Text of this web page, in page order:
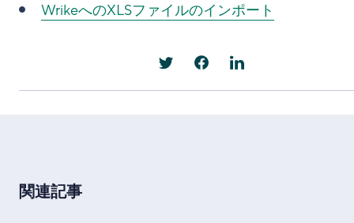
WrikeへのXLSファイルのインポート
関連記事